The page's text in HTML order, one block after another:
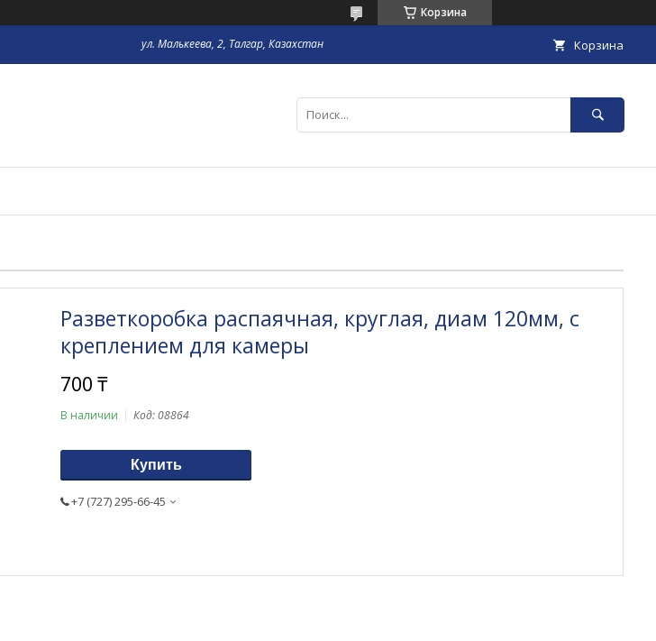
Корзина
ул. Малькеева, 2, Талгар, Казахстан Корзина
Разветкоробка распаячная, круглая, диам 120мм, с
креплением для камеры
700 ₸
В наличии Код:08864
Купить
+7 (727) 295-66-45